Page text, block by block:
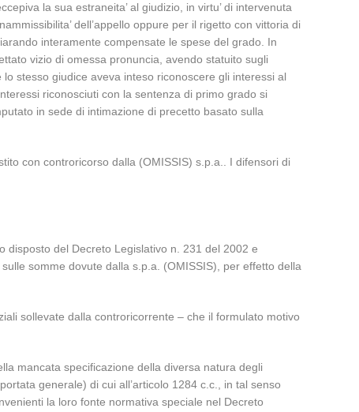
la sua estraneita’ al giudizio, in virtu’ di intervenuta
dell’appello oppure per il rigetto con vittoria di
interamente compensate le spese del grado. In
vizio di omessa pronuncia, avendo statuito sugli
stesso giudice aveva inteso riconoscere gli interessi al
riconosciuti con la sentenza di primo grado si
in sede di intimazione di precetto basato sulla
con controricorso dalla (OMISSIS) s.p.a.. I difensori di
disposto del Decreto Legislativo n. 231 del 2002 e
somme dovute dalla s.p.a. (OMISSIS), per effetto della
sollevate dalla controricorrente – che il formulato motivo
mancata specificazione della diversa natura degli
generale) di cui all’articolo 1284 c.c., in tal senso
la loro fonte normativa speciale nel Decreto